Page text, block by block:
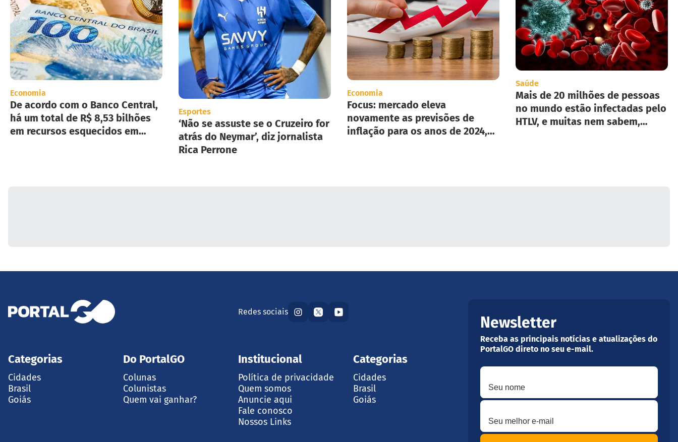
Economia
De acordo com o Banco Central,
há um total de R$ 8,53 bilhões
em recursos esquecidos em
Esportes
‘Não se assuste se o Cruzeiro for
atrás do Neymar’, diz jornalista
Rica Perrone
Economia
Focus: mercado eleva
novamente as previsões de
inflação para os anos de 2024,
Saúde
Mais de 20 milhões de pessoas
no mundo estão infectadas pelo
HTLV, e muitas nem sabem,
Redes sociais
Categorias
Cidades
Brasil
Goiás
Do PortalGO
Colunas
Colunistas
Quem vai ganhar?
Institucional
Política de privacidade
Quem somos
Anuncie aqui
Fale conosco
Nossos Links
Categorias
Cidades
Brasil
Goiás
Newsletter
Receba as principais notícias e atualizações do
PortalGO direto no seu e-mail.
Seu nome
Seu melhor e-mail